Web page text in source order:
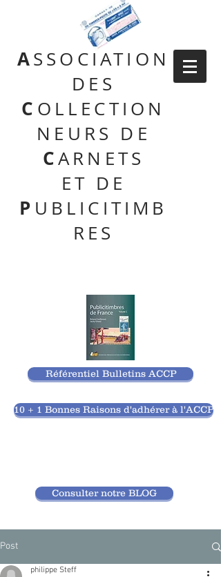
ASSOCIATION
DES
C OLLECTION
NEURS DE
CARNETS
ET DE
P UBLICITIMB
RES
Référentiel Bulletins ACCP
10 + 1 Bonnes Raisons d'adhérer à l'ACCP
Consulter notre BLOG
Post
philippe Steff